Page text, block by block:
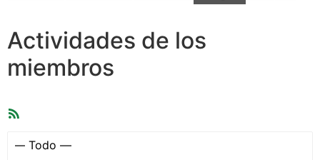
Actividades de los
miembros
Mostrar: